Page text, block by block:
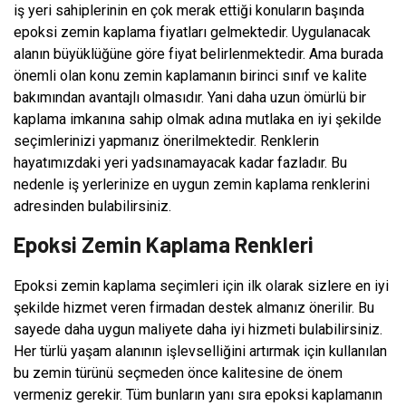
iş yeri sahiplerinin en çok merak ettiği konuların başında
epoksi zemin kaplama fiyatları gelmektedir. Uygulanacak
alanın büyüklüğüne göre fiyat belirlenmektedir. Ama burada
önemli olan konu zemin kaplamanın birinci sınıf ve kalite
bakımından avantajlı olmasıdır. Yani daha uzun ömürlü bir
kaplama imkanına sahip olmak adına mutlaka en iyi şekilde
seçimlerinizi yapmanız önerilmektedir. Renklerin
hayatımızdaki yeri yadsınamayacak kadar fazladır. Bu
nedenle iş yerlerinize en uygun zemin kaplama renklerini
adresinden bulabilirsiniz.
Epoksi Zemin Kaplama Renkleri
Epoksi zemin kaplama seçimleri için ilk olarak sizlere en iyi
şekilde hizmet veren firmadan destek almanız önerilir. Bu
sayede daha uygun maliyete daha iyi hizmeti bulabilirsiniz.
Her türlü yaşam alanının işlevselliğini artırmak için kullanılan
bu zemin türünü seçmeden önce kalitesine de önem
vermeniz gerekir. Tüm bunların yanı sıra epoksi kaplamanın